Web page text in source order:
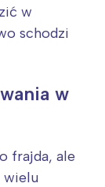
w
schodzi
w
frajda, ale
wielu